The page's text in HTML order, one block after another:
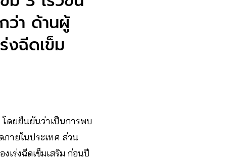
ว่า ด้านผู้
งฉีดเข็ม
ดยยืนยันว่าเป็นการพบ
ภายในประเทศ ส่วน
เร่งฉีดเข็มเสริม ก่อนปี